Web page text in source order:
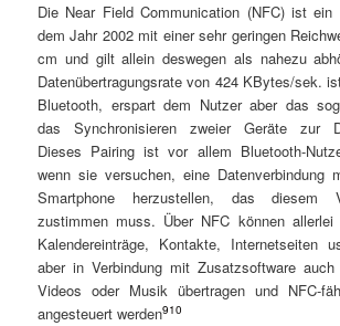
Die Near Field Communication (NFC) ist ein
dem Jahr 2002 mit einer sehr geringen
cm und gilt allein deswegen als nahezu
Datenübertragungsrate von 424 KBytes/sek.
Bluetooth, erspart dem Nutzer aber das
das Synchronisieren zweier Geräte zur
Dieses Pairing ist vor allem Bluetooth-
wenn sie versuchen, eine Datenverbindung
Smartphone herzustellen, das diesem
zustimmen muss. Über NFC können allerlei
Kalendereinträge, Kontakte, Internetseiten
aber in Verbindung mit Zusatzsoftware
Videos oder Musik übertragen und NFC-
angesteuert werden910